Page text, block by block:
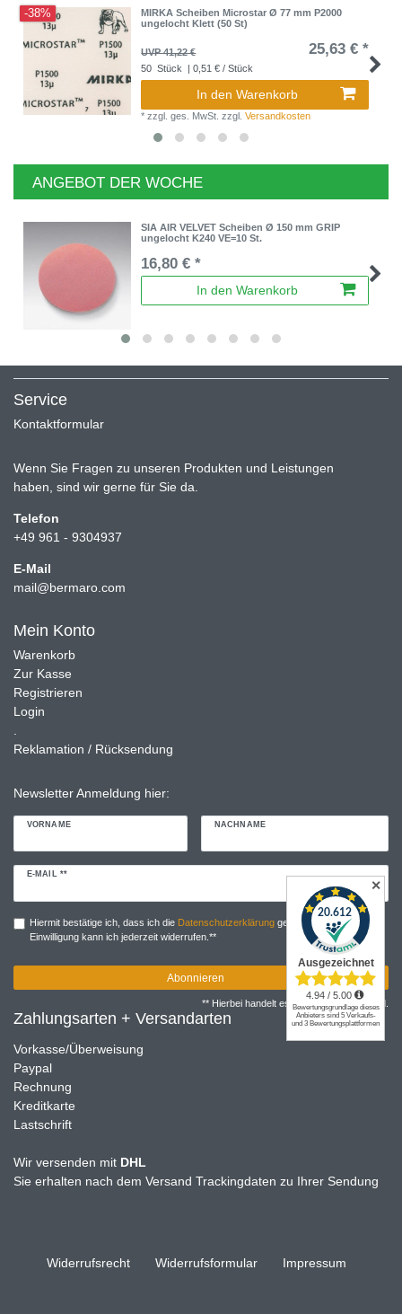
-38%
MIRKA Scheiben Microstar Ø 77 mm P2000
ungelocht Klett (50 St)
UVP 41,22 € 25,63 € *
50 Stück | 0,51 € / Stück
In den Warenkorb
*zzgl. ges. MwSt. zzgl.Versandkosten
ANGEBOT DER WOCHE
SIA AIR VELVET Scheiben Ø 150 mm GRIP
ungelocht K240 VE=10 St.
16,80 € *
In den Warenkorb
Service
Kontaktformular
Wenn Sie Fragen zu unseren Produkten und Leistungen
haben, sind wir gerne für Sie da.
Telefon
+49 961 - 9304937
E-Mail
mail@bermaro.com
Mein Konto
Warenkorb
Zur Kasse
Registrieren
Login
Reklamation / Rücksendung
Newsletter Anmeldung hier:
VORNAME NACHNAME
E-MAIL **
Newsletter
Hiermit bestätige ich, dass ich die Daten­schutz­erklärunggelesen habe. Meine
Einwilligung kann ich jederzeit widerrufen.**
Abonnieren
** Hierbei handelt es sich um ein Pflichtfeld.
Zahlungsarten + Versandarten
Vorkasse/Überweisung
Paypal
Rechnung
Kreditkarte
Lastschrift
Wir versenden mit DHL
Sie erhalten nach dem Versand Trackingdaten zu Ihrer Sendung
Widerrufs­recht Widerrufs­formular Impressum
✕